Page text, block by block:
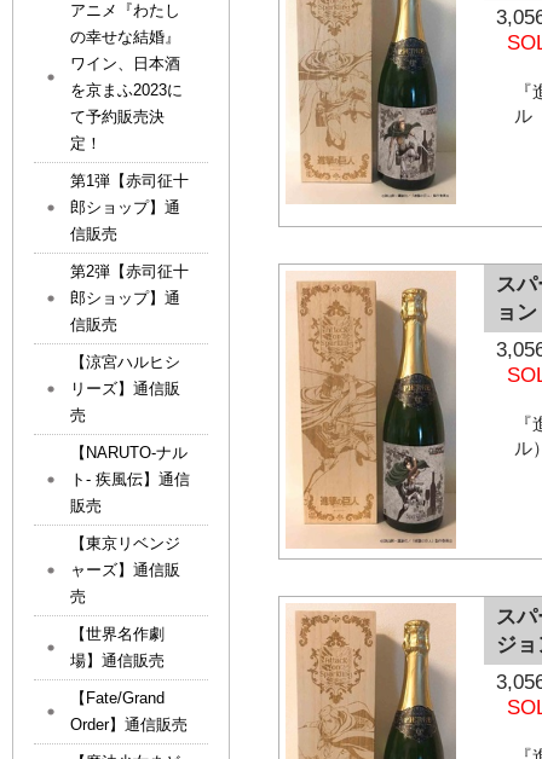
ル
ス
ョン
ル
ス
ジ
アニメ『わたし
の幸せな結婚』
ワイン、日本酒
を京まふ2023に
て予約販売決
定！
第1弾【赤司征十
郎ショップ】通
信販売
第2弾【赤司征十
郎ショップ】通
信販売
【涼宮ハルヒシ
リーズ】通信販
売
【NARUTO-ナル
ト- 疾風伝】通信
販売
【東京リベンジ
ャーズ】通信販
売
【世界名作劇
場】通信販売
【Fate/Grand
Order】通信販売